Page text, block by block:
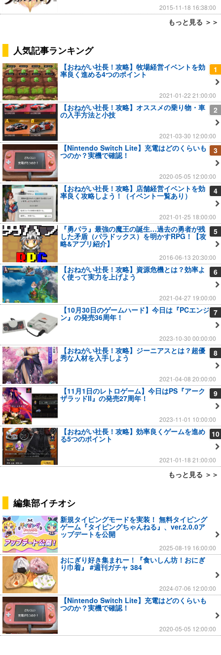
2015-11-18 16:38:00
もっと見る ＞＞
人気記事ランキング
1
【おねがい社長！攻略】牧場経営イベントを効
率良く進める4つのポイント
2021-01-22 21:00:00
2
【おねがい社長！攻略】オススメの乗り物・車
の入手方法と小技
2021-03-30 12:00:00
3
【Nintendo Switch Lite】充電はどのくらいも
つのか？実機で確認！
2020-05-05 12:00:00
4
【おねがい社長！攻略】店舗経営イベントを効
率良く攻略しよう！（イベント一覧あり）
2021-01-25 18:00:00
5
『勇パラ』最強の魔王の誕生…過去の勇者が残
した矛盾（パラドックス）を明かすRPG！【攻
略&アプリ紹介】
2016-06-13 20:30:00
6
【おねがい社長！攻略】資源危機とは？効率よ
く使って実力を上げよう
2021-04-27 19:00:00
7
【10月30日のゲームハード】今日は『PCエンジ
ン』の発売36周年！
2023-10-30 00:00:00
8
【おねがい社長！攻略】ジーニアスとは？超優
秀な人材を入手しよう
2021-04-08 20:00:00
9
【11月1日のレトロゲーム】今日はPS『アーク
ザラッドII』の発売27周年！
2023-11-01 10:00:00
10
【おねがい社長！攻略】効率良くゲームを進め
る5つのポイント
2021-01-18 21:00:00
もっと見る ＞＞
編集部イチオシ
新規タイピングモードを実装！ 無料タイピング
ゲーム『タイピングちゃんねる』、ver.2.0.0ア
ップデートを公開
2025-08-19 16:00:00
おにぎり好き集まれー！『食いしん坊！おにぎ
り巾着』 #週刊ガチャ 384
2024-07-06 12:00:00
【Nintendo Switch Lite】充電はどのくらいも
つのか？実機で確認！
2020-05-05 12:00:00